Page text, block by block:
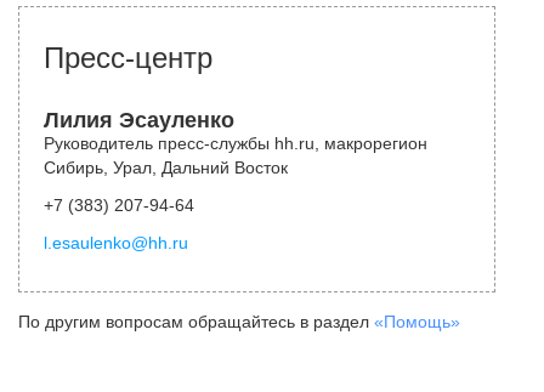
Пресс-центр
Лилия Эсауленко
Руководитель пресс-службы hh.ru, макрорегион
Сибирь, Урал, Дальний Восток
+7 (383) 207-94-64
l.esaulenko@hh.ru
По другим вопросам обращайтесь в раздел «Помощь»